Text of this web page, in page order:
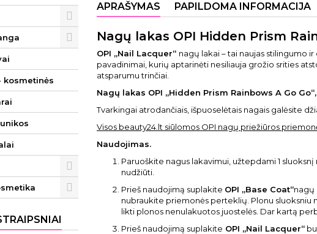
kosmetinės
APRAŠYMAS PAPILDOMA INFORMACIJA
Nagų lakas OPI Hidden Prism
OPI „Nail Lacquer“ nagų lakai – tai naujas stilingumo
pavadinimai, kurių aptarinėti nesiliauja grožio srities
atsparumu trinčiai.
Nagų lakas OPI „Hidden Prism Rainbows A Go Go“,
Tvarkingai atrodančiais, išpuoselėtais nagais galėsite
Visos beauty24.lt siūlomos OPI nagų priežiūros
Naudojimas.
Paruoškite nagus lakavimui, užtepdami 1
nudžiūti.
Prieš naudojimą suplakite OPI „Base Coat“nagų
nubraukite priemonės perteklių. Plonu sluoksniu
likti plonos nenulakuotos juostelės. Dar kartą
Prieš naudojimą suplakite OPI „Nail Lacquer“